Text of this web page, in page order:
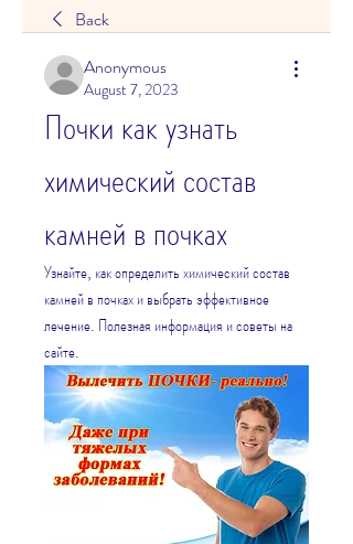
Back
Anonymous
August 7, 2023
Почки как узнать
химический состав
камней в почках
Узнайте, как определить химический состав
камней в почках и выбрать эффективное
лечение. Полезная информация и советы на
сайте.